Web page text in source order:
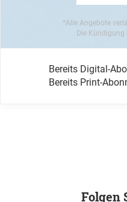
*Alle Angebote
Die
Bereits Digital-
Bereits Print-
Folgen